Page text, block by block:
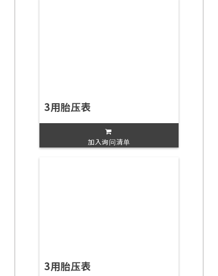
3用胎压表
加入询问清单
3用胎压表